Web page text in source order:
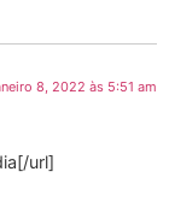
8, 2022 às 5:51 am
url]